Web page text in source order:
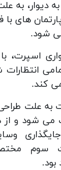
دیوار، به
های
شود.
اسپرت،
می کند.
به علت
می شود و از
سوم
بود.